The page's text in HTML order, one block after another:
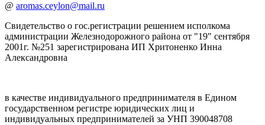
@ aromas.ceylon@mail.ru
Свидетельство о гос.регистрации решением исполкома
администрации Железнодорожного района от "19" сентября
2001г. №251 зарегистрирована ИП Хритоненко Инна
Александровна
в качестве индивидуального предпринимателя в Едином
государственном регистре юридических лиц и
индивидуальных предпринимателей за УНП 390048708